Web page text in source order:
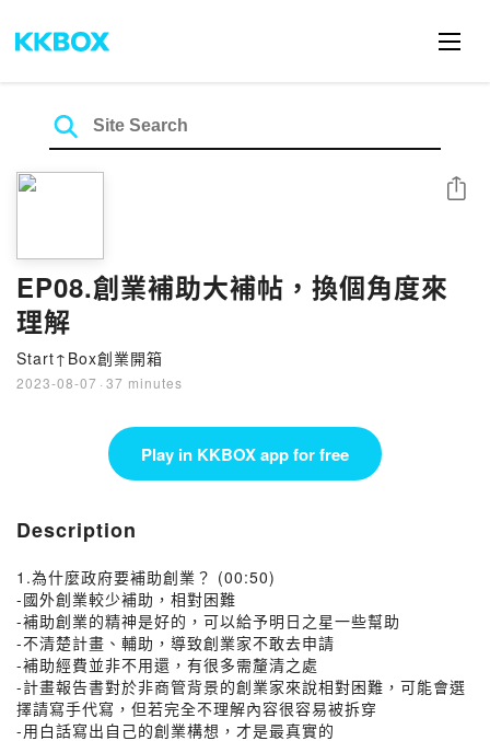
EP08.創業補助大補帖，換個角度來
理解
Start↑Box創業開箱
2023-08-07 · 37 minutes
Share
Play in KKBOX app for free
Description
1.為什麼政府要補助創業？ (00:50)
-國外創業較少補助，相對困難
-補助創業的精神是好的，可以給予明日之星一些幫助
-不清楚計畫、輔助，導致創業家不敢去申請
-補助經費並非不用還，有很多需釐清之處
-計畫報告書對於非商管背景的創業家來說相對困難，可能會選
擇請寫手代寫，但若完全不理解內容很容易被拆穿
-用白話寫出自己的創業構想，才是最真實的